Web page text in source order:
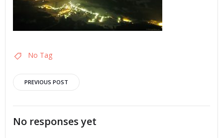
No Tag
Post
navigation
PREVIOUS POST
No responses yet